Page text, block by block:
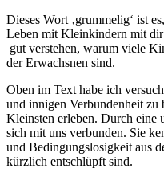
Dieses Wort ‚grummelig‘ ist
Leben mit Kleinkindern mit dir
gut verstehen, warum viele
der Erwachsnen sind.
Oben im Text habe ich
und innigen Verbundenheit zu
Kleinsten erleben. Durch eine
sich mit uns verbunden. Sie
und Bedingungslosigkeit aus
kürzlich entschlüpft sind.